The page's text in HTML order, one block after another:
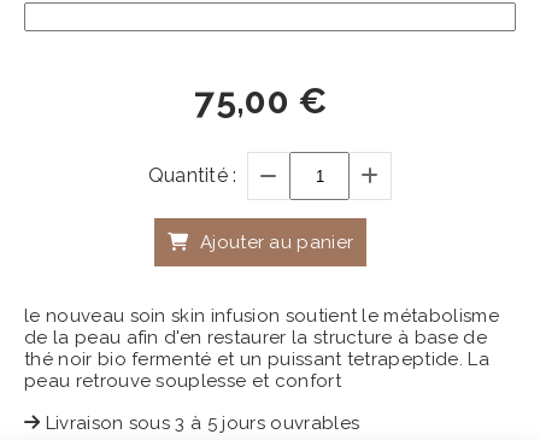
75,00 €
Quantité :
Ajouter au panier
le nouveau soin skin infusion soutient le métabolisme
de la peau afin d'en restaurer la structure à base de
thé noir bio fermenté et un puissant tetrapeptide. La
peau retrouve souplesse et confort
Livraison sous 3 à 5 jours ouvrables